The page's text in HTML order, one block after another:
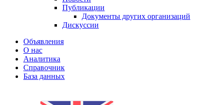
Публикации
Документы других организаций
Дискуссии
Объявления
О нас
Аналитика
Справочник
База данных